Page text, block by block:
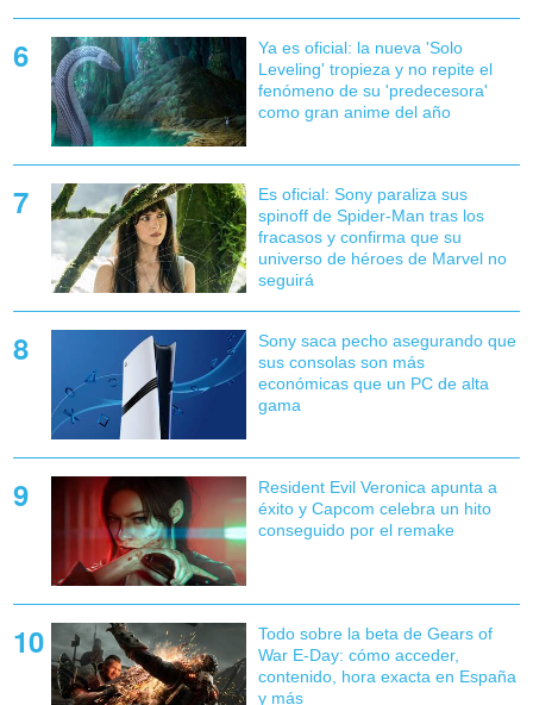
Ya es oficial: la nueva 'Solo
Leveling' tropieza y no repite el
fenómeno de su 'predecesora'
como gran anime del año
Es oficial: Sony paraliza sus
spinoff de Spider-Man tras los
fracasos y confirma que su
universo de héroes de Marvel no
seguirá
Sony saca pecho asegurando que
sus consolas son más
económicas que un PC de alta
gama
Resident Evil Veronica apunta a
éxito y Capcom celebra un hito
conseguido por el remake
Todo sobre la beta de Gears of
War E-Day: cómo acceder,
contenido, hora exacta en España
y más